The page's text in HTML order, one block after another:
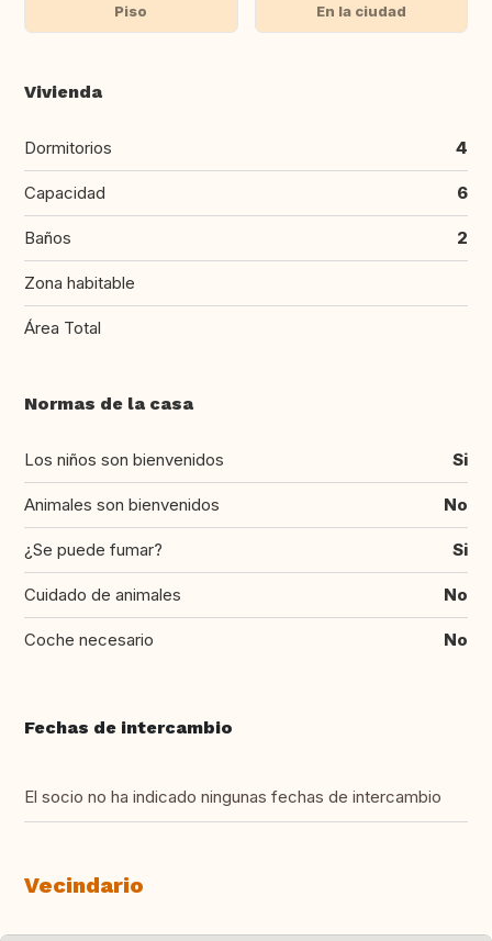
Piso En la ciudad
Vivienda
Dormitorios 4
Capacidad 6
Baños 2
Zona habitable
Área Total
Normas de la casa
Los niños son bienvenidos Si
Animales son bienvenidos No
¿Se puede fumar? Si
Cuidado de animales No
Coche necesario No
Fechas de intercambio
El socio no ha indicado ningunas fechas de intercambio
Vecindario